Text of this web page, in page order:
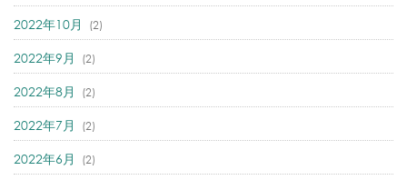
2022年10月 (2)
2022年9月 (2)
2022年8月 (2)
2022年7月 (2)
2022年6月 (2)